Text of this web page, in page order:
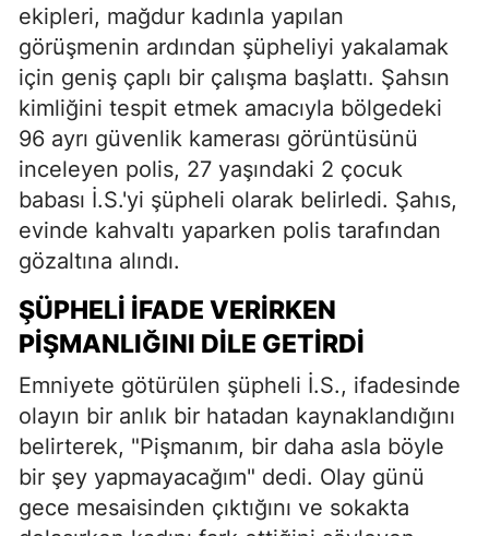
ekipleri, mağdur kadınla yapılan
görüşmenin ardından şüpheliyi yakalamak
için geniş çaplı bir çalışma başlattı. Şahsın
kimliğini tespit etmek amacıyla bölgedeki
96 ayrı güvenlik kamerası görüntüsünü
inceleyen polis, 27 yaşındaki 2 çocuk
babası İ.S.'yi şüpheli olarak belirledi. Şahıs,
evinde kahvaltı yaparken polis tarafından
gözaltına alındı.
ŞÜPHELI İFADE VERIRKEN
PIŞMANLIĞINI DILE GETIRDI
Emniyete götürülen şüpheli İ.S., ifadesinde
olayın bir anlık bir hatadan kaynaklandığını
belirterek, "Pişmanım, bir daha asla böyle
bir şey yapmayacağım" dedi. Olay günü
gece mesaisinden çıktığını ve sokakta